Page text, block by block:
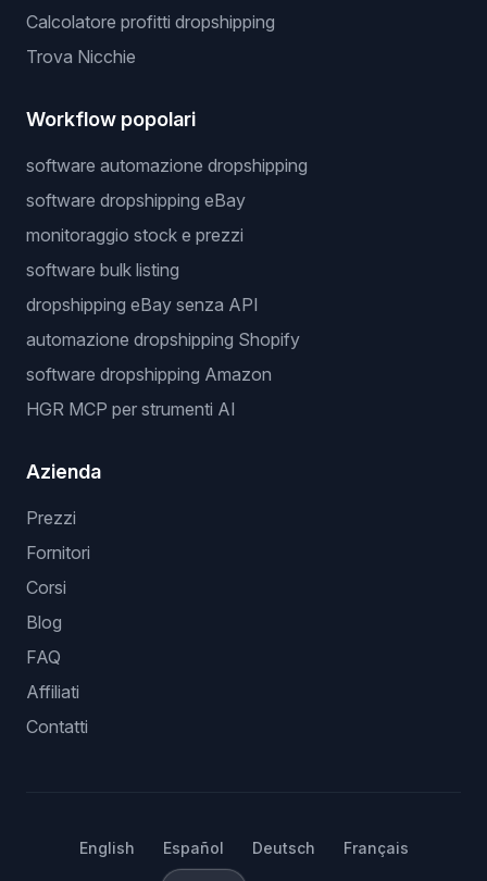
Calcolatore profitti dropshipping
Trova Nicchie
Workflow popolari
software automazione dropshipping
software dropshipping eBay
monitoraggio stock e prezzi
software bulk listing
dropshipping eBay senza API
automazione dropshipping Shopify
software dropshipping Amazon
HGR MCP per strumenti AI
Azienda
Prezzi
Fornitori
Corsi
Blog
FAQ
Affiliati
Contatti
English Español Deutsch Français